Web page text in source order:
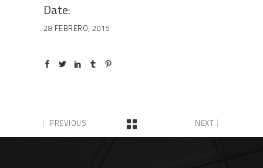
Date:
28 FEBRERO, 2015
PREVIOUS NEXT